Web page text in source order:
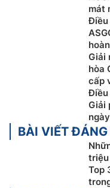
mạnh công suất làm
độ cài đặt nhanh tức
mát lạnh lý tưởng
mát
Điều
Giải
hòa
cấp
Điều
Giải
BÀI VIẾT
triệu
Top